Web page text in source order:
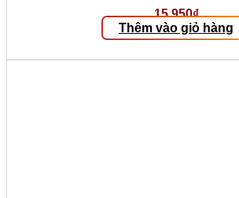
15.950₫
Thêm vào giỏ hàng